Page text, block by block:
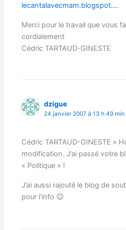
lecantalavecmam.blogspot….
Merci pour le travail que vous
cordialement
Cédric TARTAUD-GINESTE
dzigue
24 janvier 2007 à 13 h 49 min
Cédric TARTAUD-GINESTE »
modification. J’ai passé votre
« Politique » !
J’ai aussi rajouté le blog de
pour l’info 😉